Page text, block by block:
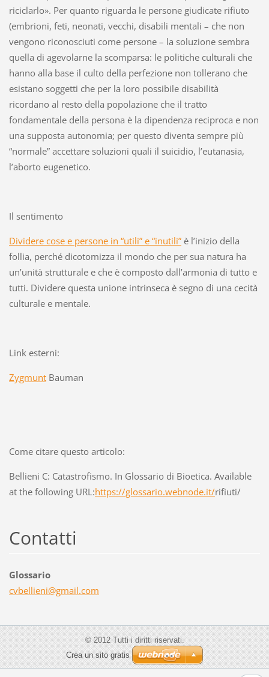
riciclarlo». Per quanto riguarda le persone giudicate rifiuto
(embrioni, feti, neonati, vecchi, disabili mentali – che non
vengono riconosciuti come persone – la soluzione sembra
quella di agevolarne la scomparsa: le politiche culturali che
hanno alla base il culto della perfezione non tollerano che
esistano soggetti che per la loro possibile disabilità
ricordano al resto della popolazione che il tratto
fondamentale della persona è la dipendenza reciproca e non
una supposta autonomia; per questo diventa sempre più
“normale” accettare soluzioni quali il suicidio, l’eutanasia,
l’aborto eugenetico.
Il sentimento
Dividere cose e persone in “utili” e “inutili”è l’inizio della
follia, perché dicotomizza il mondo che per sua natura ha
un’unità strutturale e che è composto dall’armonia di tutto e
tutti. Dividere questa unione intrinseca è segno di una cecità
culturale e mentale.
Link esterni:
ZygmuntBauman
Come citare questo articolo:
Bellieni C: Catastrofismo. In Glossario di Bioetica. Available
at the following URL:https://glossario.webnode.it/rifiuti/
Contatti
Glossario
cvbellieni@gmail.com
© 2012 Tutti i diritti riservati.
Crea un sito gratis